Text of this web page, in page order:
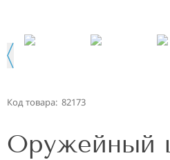
Код товара: 82173
Оружейный